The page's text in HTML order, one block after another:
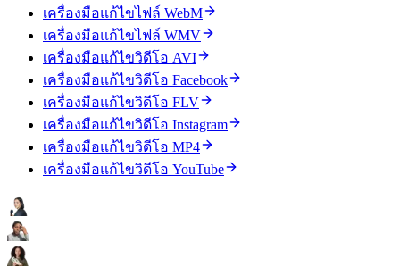
เครื่องมือแก้ไขไฟล์ WebM
เครื่องมือแก้ไขไฟล์ WMV
เครื่องมือแก้ไขวิดีโอ AVI
เครื่องมือแก้ไขวิดีโอ Facebook
เครื่องมือแก้ไขวิดีโอ FLV
เครื่องมือแก้ไขวิดีโอ Instagram
เครื่องมือแก้ไขวิดีโอ MP4
เครื่องมือแก้ไขวิดีโอ YouTube